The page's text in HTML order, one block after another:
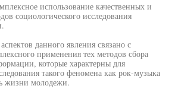
использование качественных и
социологического исследования
данного явления связано с
применения тех методов сбора
которые характерны для
такого феномена как рок-музыка
жизни молодежи.